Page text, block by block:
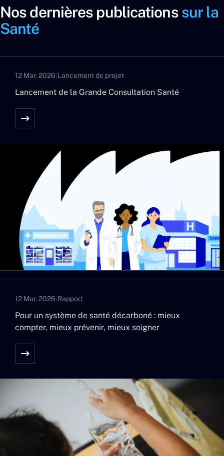
Nos dernières publicationssur la
Santé
12 Mar. 2026 Lancement de projet
Lancement de la Grande Consultation Santé
12 Mar. 2026 Rapport
Pour un système de santé décarboné : mieux
compter, mieux prévenir, mieux soigner